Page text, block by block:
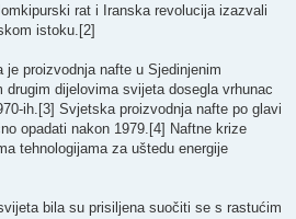
rat i Iranska revolucija izazvali
istoku.[2]
proizvodnja nafte u Sjedinjenim
dijelovima svijeta dosegla vrhunac
ih.[3] Svjetska proizvodnja nafte po glavi
opadati nakon 1979.[4] Naftne krize
tehnologijama za uštedu energije
bila su prisiljena suočiti se s rastućim